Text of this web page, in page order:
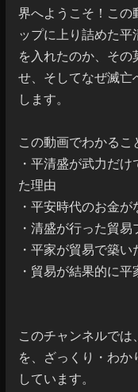
界へようこそ！この
ップに上り詰めた平
を入れたのか、その
せ、そしてなぜ滅亡
します。
この動画でわかるこ
・平清盛が武力だ
た理由
・平安時代のお金
・清盛が行った貿
・平家が貿易で築
・貿易が結果的に
このチャンネルでは
を、ざっくり・わか
しています。